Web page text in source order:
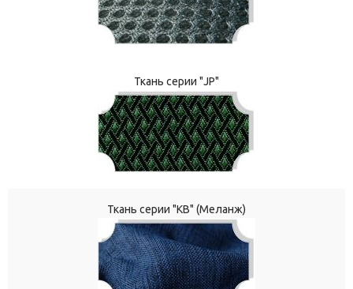
Ткань серии "JP"
Ткань серии "КВ" (Меланж)